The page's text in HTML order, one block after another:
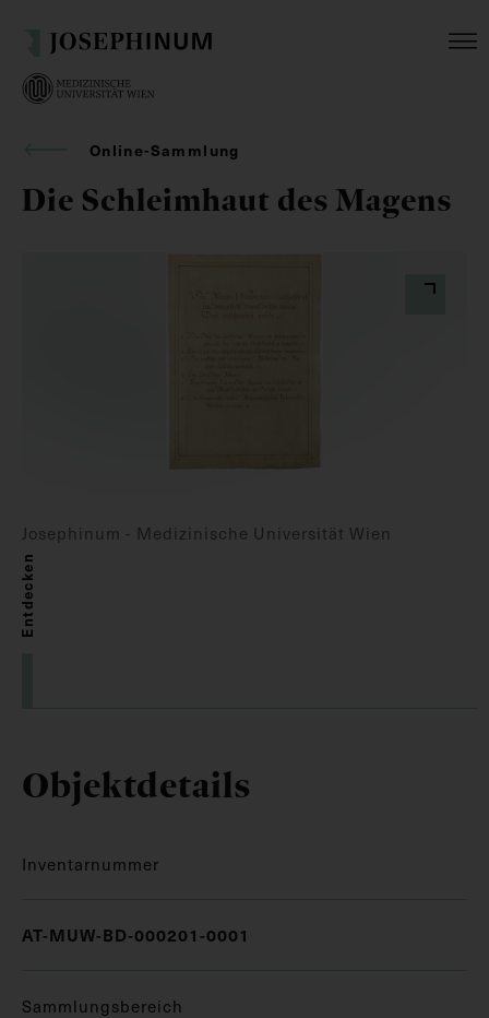
Online-Sammlung
Die Schleimhaut des Magens
Josephinum - Medizinische Universität Wien
Entdecken
Objektdetails
Inventarnummer
AT-MUW-BD-000201-0001
Sammlungsbereich